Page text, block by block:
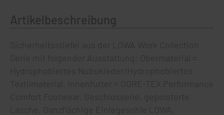
Artikelbeschreibung
Sicherheitsstiefel aus der LOWA Work Collection
Serie mit folgender Ausstattung: Obermaterial =
Hydrophobiertes Nubukleder/Hydrophobiertes
Textilmaterial, Innenfutter = GORE-TEX Performance
Comfort Footwear, Geschlossene, gepolsterte
Lasche, Ganzflächige Einlegesohle LOWA,